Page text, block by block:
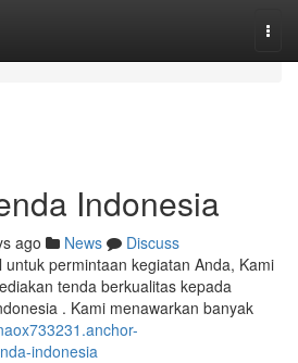
Indonesia
ago News
Discuss
permintaan kegiatan Anda, Kami
tenda berkualitas kepada
. Kami menawarkan banyak
indonesia